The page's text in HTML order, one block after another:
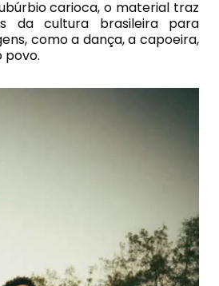
carioca, o material traz
da cultura brasileira para
como a dança, a capoeira,
povo.